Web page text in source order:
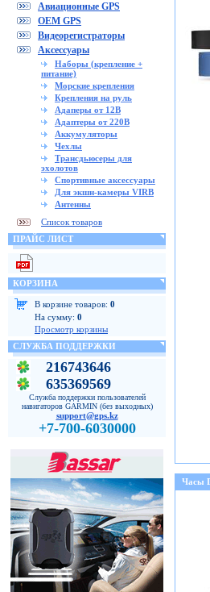
Авиационные GPS
OEM GPS
Видеорегистраторы
Аксессуары
Наборы (крепление +
питание)
Морские крепления
Крепления на руль
Адаперы от 12В
Адаптеры от 220В
Аккумуляторы
Чехлы
Трансдьюсеры для
эхолотов
Спортивные аксессуары
Для экшн-камеры VIRB
Антенны
Список товаров
ПРАЙС ЛИСТ
КОРЗИНА
В корзине товаров: 0
На сумму: 0
Просмотр корзины
СЛУЖБА ПОДДЕРЖКИ
216743646
635369569
Служба поддержки пользователей
навигаторов GARMIN (без выходных)
support@gps.kz
+7-700-6030000
Часы